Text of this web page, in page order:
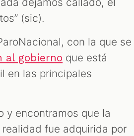
(sic).
con la que se
al gobierno que está
en las principales
y encontramos que la
fue adquirida por